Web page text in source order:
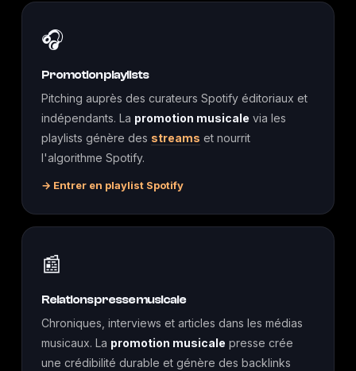
🎧
Promotion playlists
Pitching auprès des curateurs Spotify éditoriaux et
indépendants. La promotion musicale via les
playlists génère des streams et nourrit
l'algorithme Spotify.
→ Entrer en playlist Spotify
📰
Relations presse musicale
Chroniques, interviews et articles dans les médias
musicaux. La promotion musicale presse crée
une crédibilité durable et génère des backlinks